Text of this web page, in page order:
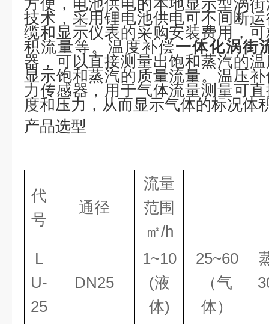
方便，电池供电的本地显示型涡
技术，采用锂电池供电可不间断
缆和显示仪表的采购安装费用，
积流量等。温度补偿一体化涡街
器，可以直接测量出饱和蒸汽的
显示饱和蒸汽的质量流量。温压
力传感器，用于气体流量测量可
度和压力，从而显示气体的标况体
产品选型
代
号
通径
流量
范围
㎡/h
L
U-
25
DN25
1~10
(液
体)
25~60
（气
体）